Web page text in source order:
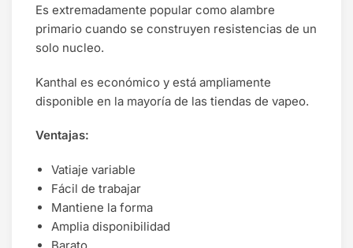
Es extremadamente popular como alambre
primario cuando se construyen resistencias de un
solo nucleo.
Kanthal es económico y está ampliamente
disponible en la mayoría de las tiendas de vapeo.
Ventajas:
Vatiaje variable
Fácil de trabajar
Mantiene la forma
Amplia disponibilidad